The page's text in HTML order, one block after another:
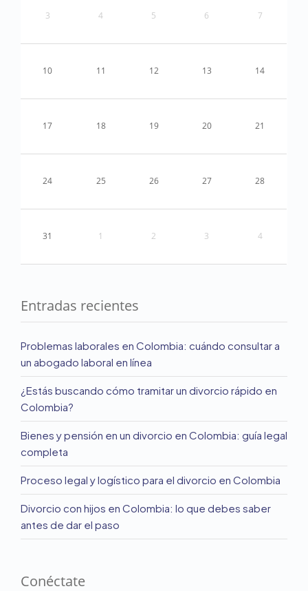
3 4 5 6 7
10 11 12 13 14
17 18 19 20 21
24 25 26 27 28
31 1 2 3 4
Entradas recientes
Problemas laborales en Colombia: cuándo consultar a
un abogado laboral en línea
¿Estás buscando cómo tramitar un divorcio rápido en
Colombia?
Bienes y pensión en un divorcio en Colombia: guía legal
completa
Proceso legal y logístico para el divorcio en Colombia
Divorcio con hijos en Colombia: lo que debes saber
antes de dar el paso
Conéctate